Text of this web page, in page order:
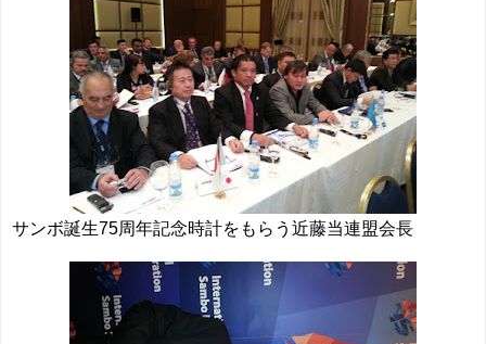
サンボ誕生75周年記念時計をもらう近藤当連盟会長